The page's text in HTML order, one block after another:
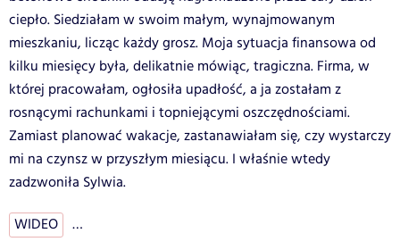
ciepło. Siedziałam w swoim małym, wynajmowanym
mieszkaniu, licząc każdy grosz. Moja sytuacja finansowa od
kilku miesięcy była, delikatnie mówiąc, tragiczna. Firma, w
której pracowałam, ogłosiła upadłość, a ja zostałam z
rosnącymi rachunkami i topniejącymi oszczędnościami.
Zamiast planować wakacje, zastanawiałam się, czy wystarczy
mi na czynsz w przyszłym miesiącu. I właśnie wtedy
zadzwoniła Sylwia.
WIDEO …